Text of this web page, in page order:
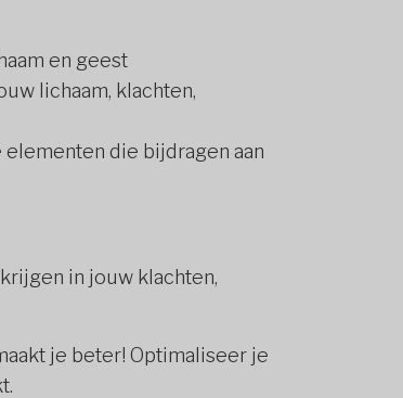
en geest
lichaam, klachten,
die bijdragen aan
in jouw klachten,
je beter! Optimaliseer je